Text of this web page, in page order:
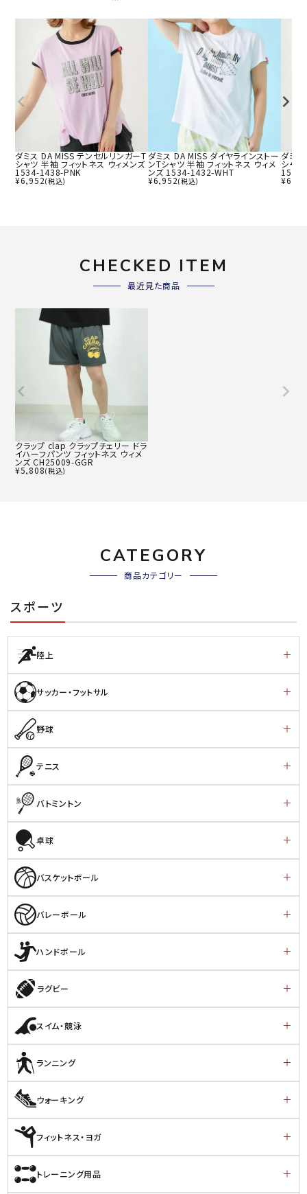
ダミス DA MISS テンセルリンガーT
シャツ 半袖 フィットネス ウィメンズ
1534-1438-PNK
¥6,952(税込)
ダミス DA MISS ダイヤラインストー
ンTシャツ 半袖 フィットネス ウィメ
ンズ 1534-1432-WHT
¥6,952(税込)
ダミ
シャツ
¥
CHECKED ITEM
最近見た商品
クラップ clap クラップチェリー ドラ
イハーフパンツ フィットネス ウィメ
ンズ CH25009-GGR
¥5,808(税込)
CATEGORY
商品カテゴリー
スポーツ
陸上
サッカー・フットサル
野球
テニス
バトミントン
卓球
バスケットボール
バレーボール
ハンドボール
ラグビー
スイム・競泳
ランニング
ウォーキング
フィットネス・ヨガ
トレーニング用品